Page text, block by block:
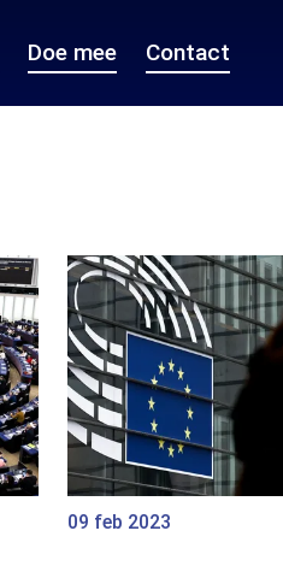
Doe mee Contact
09 feb 2023